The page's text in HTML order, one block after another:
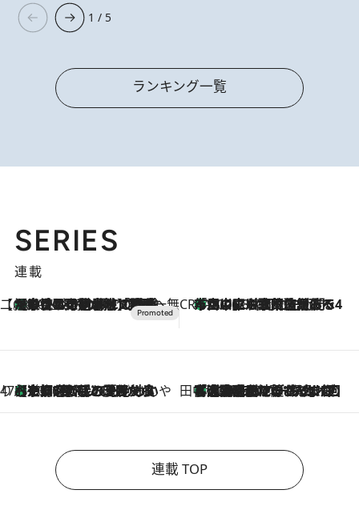
1 / 5
ランキング一覧
SERIES
連載
【CREA×星野リゾート】唯一無二。癒しと発見が待つ場所へ
2026.8.7
【トンボの足水浴】ヒノキの香りに包まれて涼感マックス！約13℃の湧水かけ流しを避暑地「星野温泉 トンボの湯」で体験 CREA'S CHOICE
2026.8.7
「立川にも歌舞伎があるんだよ」 片岡仁左衛門・市川中車ら豪華座組みで4年目の立川立飛歌舞伎へ
47都道府県の手みやげ ひんやりスイーツで夏を満喫
2026.8.7
【京都府】この夏絶対食べたい 冷やしておいしいおやつ3選 ひと口目から心を掴む新緑のテリーヌ 田中稲の勝手に再ブーム
2026.8.7
「湘南乃風に憧れて」観客大盛上がりの“タオル回し”に、ラッパー顔負けの高速歌唱まで…さだまさし（74）のアグレッシブすぎる現在地
連載 TOP